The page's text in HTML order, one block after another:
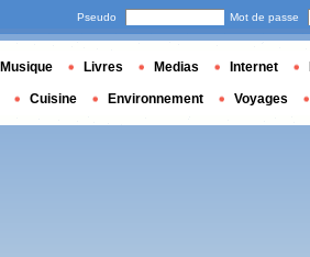
Pseudo Mot de passe
Musique Livres Medias Internet
Cuisine Environnement Voyages